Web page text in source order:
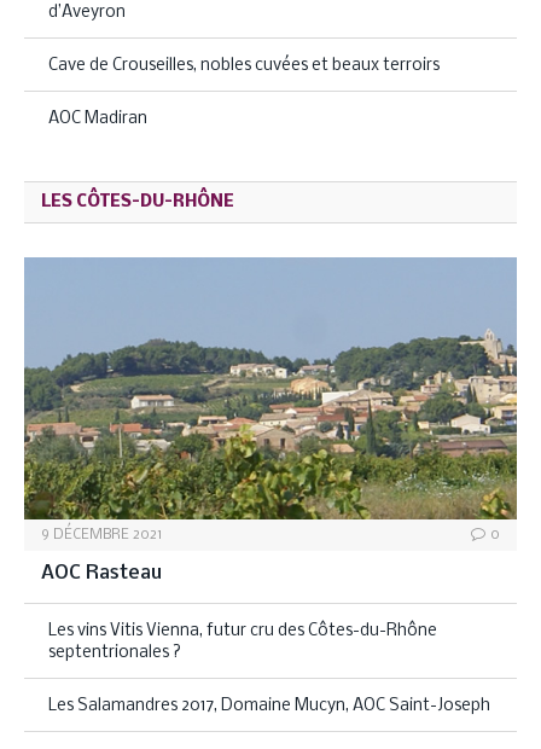
d’Aveyron
Cave de Crouseilles, nobles cuvées et beaux terroirs
AOC Madiran
LES CÔTES-DU-RHÔNE
9 DÉCEMBRE 2021 0
AOC Rasteau
Les vins Vitis Vienna, futur cru des Côtes-du-Rhône
septentrionales ?
Les Salamandres 2017, Domaine Mucyn, AOC Saint-Joseph